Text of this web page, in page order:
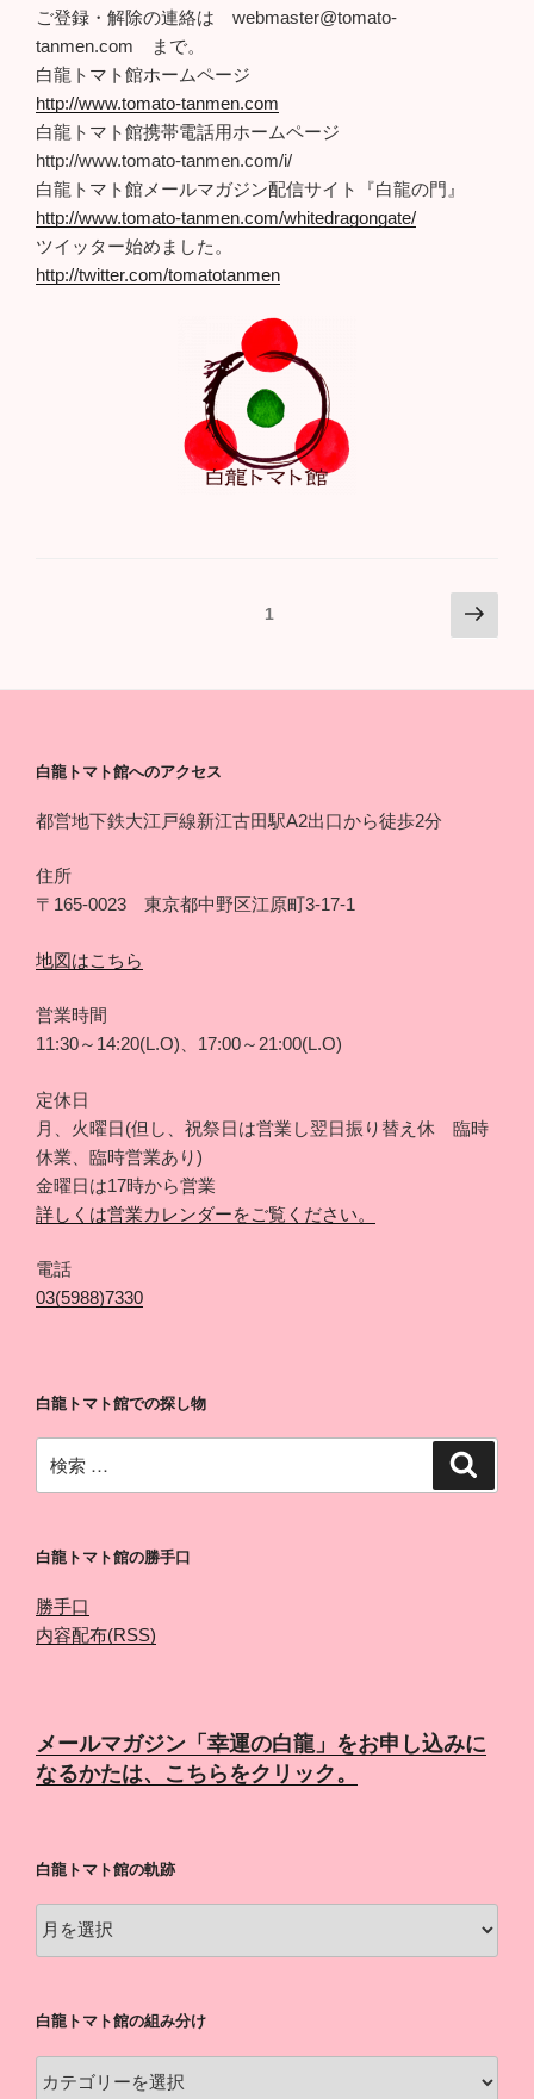
ご登録・解除の連絡は webmaster@tomato-
tanmen.com まで。
白龍トマト館ホームページ
http://www.tomato-tanmen.com
白龍トマト館携帯電話用ホームページ
http://www.tomato-tanmen.com/i/
白龍トマト館メールマガジン配信サイト『白龍の門』
http://www.tomato-tanmen.com/whitedragongate/
ツイッター始めました。
http://twitter.com/tomatotanmen
ー
シ
ン
1
次
の
ー
白龍トマト館へのアクセス
都営地下鉄大江戸線新江古田駅A2出口から徒歩2分
住所
〒165-0023 東京都中野区江原町3-17-1
地図はこちら
営業時間
11:30～14:20(L.O)、17:00～21:00(L.O)
定休日
月、火曜日(但し、祝祭日は営業し翌日振り替え休 臨時
休業、臨時営業あり)
金曜日は17時から営業
詳しくは営業カレンダーをご覧ください。
電話
03(5988)7330
白龍トマト館での探し物
索:
白龍トマト館の勝手口
勝手口
内容配布(RSS)
メールマガジン「幸運の白龍」をお申し込みに
なるかたは、こちらをクリック。
白龍トマト館の軌跡
龍
ト
館
の
白龍トマト館の組み分け